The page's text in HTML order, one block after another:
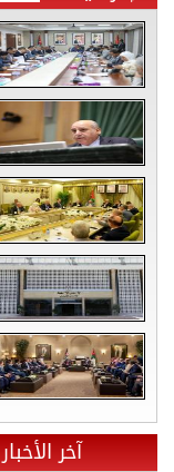
آخر الأخبار